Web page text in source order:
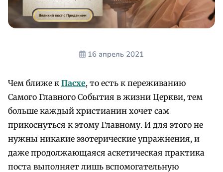
16 апрель 2021
Чем ближе к Пасхе, то есть к переживанию
Самого Главного События в жизни Церкви, тем
больше каждый христианин хочет сам
прикоснуться к этому Главному. И для этого не
нужны никакие эзотерические упражнения, и
даже продолжающаяся аскетическая практика
поста выполняет лишь вспомогательную